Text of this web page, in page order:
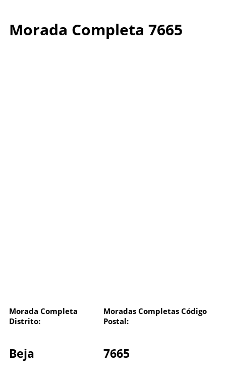
Morada Completa 7665
Morada Completa
Distrito:
Moradas Completas Código
Postal:
Beja 7665